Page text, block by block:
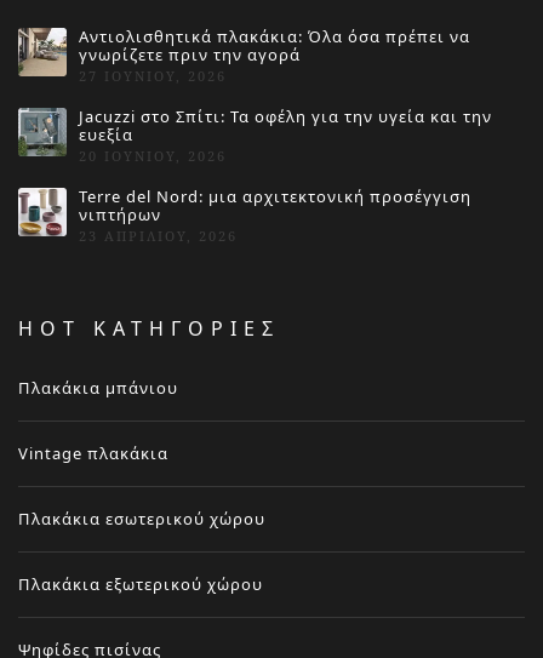
Αντιολισθητικά πλακάκια: Όλα όσα πρέπει να
γνωρίζετε πριν την αγορά
27 ΙΟΥΝΊΟΥ, 2026
Jacuzzi στο Σπίτι: Τα οφέλη για την υγεία και την
ευεξία
20 ΙΟΥΝΊΟΥ, 2026
Terre del Nord: μια αρχιτεκτονική προσέγγιση
νιπτήρων
23 ΑΠΡΙΛΊΟΥ, 2026
HOT ΚΑΤΗΓΟΡΙΕΣ
Πλακάκια μπάνιου
Vintage πλακάκια
Πλακάκια εσωτερικού χώρου
Πλακάκια εξωτερικού χώρου
Ψηφίδες πισίνας